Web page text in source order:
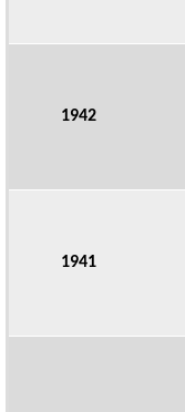
1942
1941